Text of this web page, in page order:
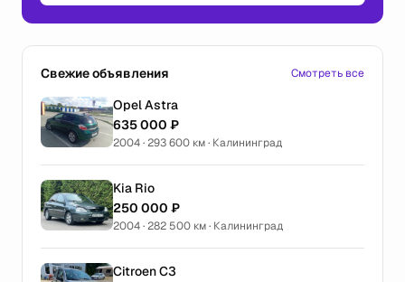
Свежие объявления Смотреть все
Opel Astra
635 000 ₽
2004 · 293 600 км · Калининград
Kia Rio
250 000 ₽
2004 · 282 500 км · Калининград
Citroen C3